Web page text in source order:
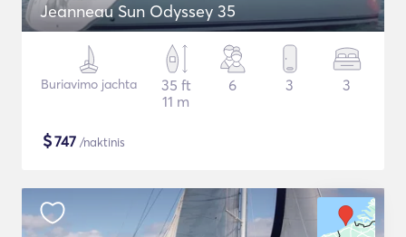
Jeanneau Sun Odyssey 35
Buriavimo jachta
35 ft
11 m
6 3 3
$747 /naktinis